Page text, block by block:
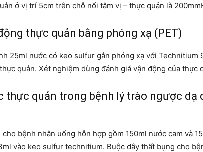
ở vị trí 5cm trên chỗ nối tâm vị – thực quản là
thực quản bằng phóng xạ (PET)
25ml nước có keo sulfur gắn phóng xạ với Technitium
quản. Xét nghiệm dùng đánh giá vận động của thực
thực quản trong bệnh lý trào ngược dạ
bệnh nhân uống hỗn hợp gồm 150ml nước cam và
vào keo sulfur technitium. Buộc dây thất bụng cho